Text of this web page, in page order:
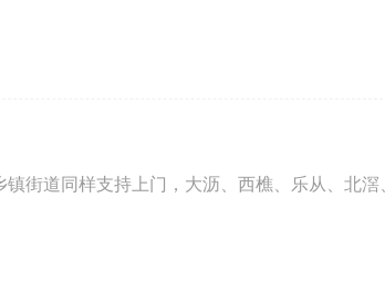
街道同样支持上门，大沥、西樵、乐从、北滘